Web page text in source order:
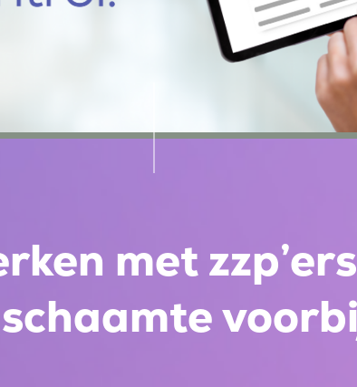
met